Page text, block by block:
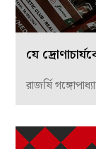
যে
রাজর্ষি